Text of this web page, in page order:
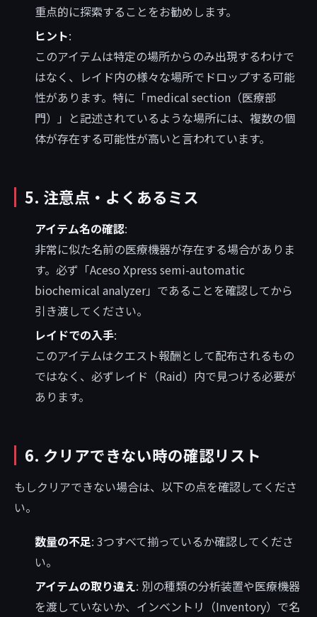
重点的に探索することをお勧めします。
ヒント:
このアイテムは特定の場所からのみ出現するわけで
はなく、レイド内の様々な場所でドロップする可能
性があります。特に「medical section（医療部
門）」と記述されているような場所には、複数の個
体が存在する可能性が高いと言われています。
5. 注意点・よくあるミス
アイテム名の確認:
非常に似た名前の医療機器が存在する場合がありま
す。必ず「Aceso Xpress semi-automatic
biochemical analyzer」であることを確認してから
引き渡してください。
レイドでの入手:
このアイテムはクエスト報酬として配布されるもの
ではなく、必ずレイド（Raid）内で見つける必要が
あります。
6. クリアできない時の確認リスト
もしクリアできない場合は、以下の点を確認してくださ
い。
数量の不足: 3つすべて揃っているか確認してくださ
い。
アイテムの取り違え: 別の種類の分析装置や医療機器
を渡していないか、インベントリ（Inventory）で名